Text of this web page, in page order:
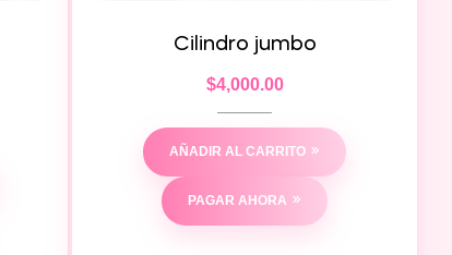
Cilindro jumbo
$4,000.00
AÑADIR AL CARRITO
PAGAR AHORA